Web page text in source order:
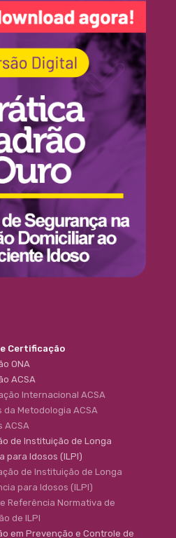
Certificação
ONA
ACSA
Internacional ACSA
da Metodologia ACSA
ACSA
de Instituição de Longa
para Idosos (ILPI)
de Instituição de Longa
para Idosos (ILPI)
Referência Normativa de
de ILPI
em Prevenção e Controle de